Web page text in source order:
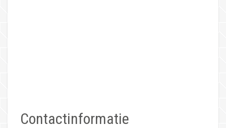
Contactinformatie